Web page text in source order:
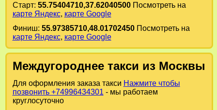
Старт: 55.75404710,37.62040500Посмотреть на
карте Яндекс, карте Google
Финиш: 55.97385710,48.01702450Посмотреть на
карте Яндекс, карте Google
Междугороднее такси из Москвы
Для оформления заказа такси Нажмите чтобы
позвонить +74996434301 - мы работаем
круглосуточно